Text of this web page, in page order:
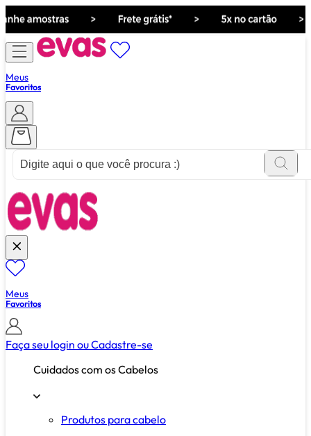
Meus
Favoritos
Meus
Favoritos
Faça seu login ouCadastre-se
Cuidados com os Cabelos
Produtos para cabelo